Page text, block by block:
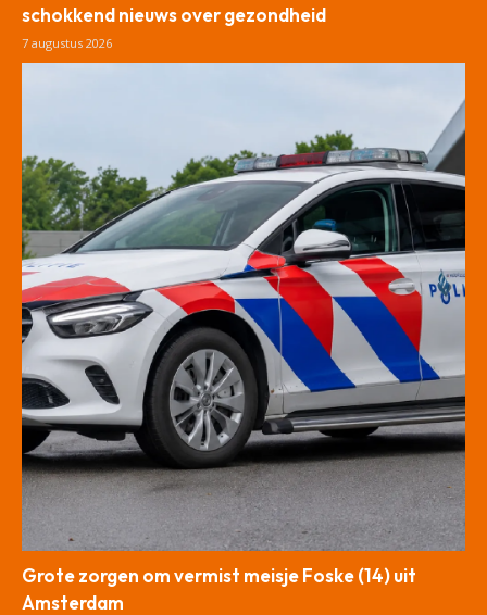
schokkend nieuws over gezondheid
7 augustus 2026
Grote zorgen om vermist meisje Foske (14) uit
Amsterdam